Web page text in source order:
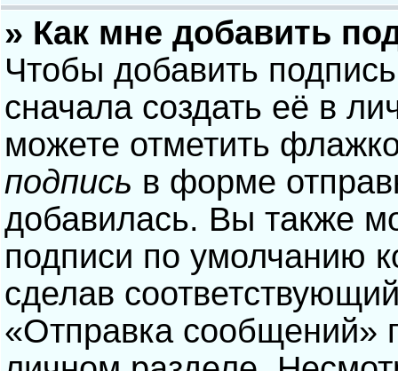
» Как мне добавить
Чтобы добавить
сначала создать её в
можете отметить
подпись в форме
добавилась. Вы также
подписи по умолчанию
сделав
«Отправка сообщений»